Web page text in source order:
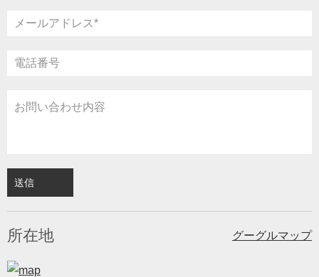
所在地 グーグルマップ